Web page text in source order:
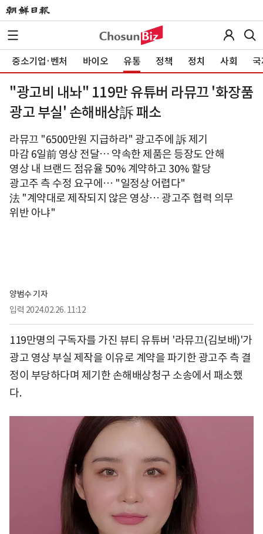
중소기업·벤처 바이오 유통 정책 정치 사회
"광고비 내놔" 119만 유튜버 라뮤끄 '화장품
광고 부실' 손해배상訴 패소
라뮤끄 "6500만원 지급하라" 광고주에 訴 제기
마감 6일前 영상 전달… 약속한 제품은 등장도 안해
영상 내 브랜드 점유율 50% 계약하고 30% 할당
광고주 측 수정 요구에… "일정상 어렵다"
法 "계약대로 제작되지 않은 영상… 광고주 협력 의무
위반 아냐"
양범수 기자
입력 2024.02.26. 11:12
119만명의 구독자를 가진 뷰티 유튜버 '라뮤끄(김보배)'가
광고 영상 부실 제작을 이유로 계약을 파기한 광고주 측 결
정이 부당하다며 제기한 손해배상청구 소송에서 패소했
다.